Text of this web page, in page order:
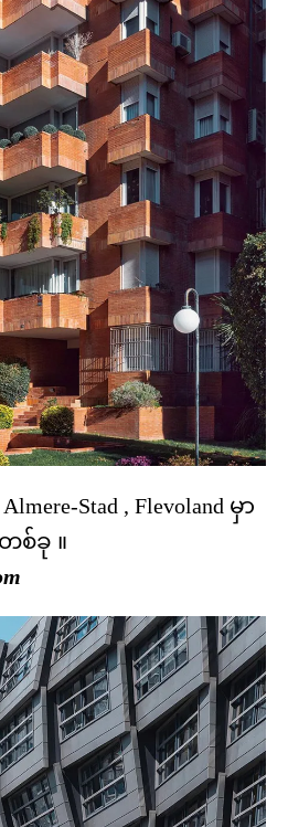
Stad , Flevoland မှာ
ခု ။